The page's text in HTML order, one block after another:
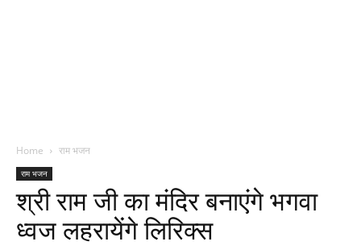
Home राम भजन
राम भजन
श्री राम जी का मंदिर बनाएंगे भगवा
ध्वज लहरायेंगे लिरिक्स